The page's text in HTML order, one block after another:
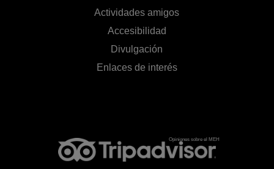
Actividades amigos
Accesibilidad
Divulgación
Enlaces de interés
Opiniones sobre el MEH